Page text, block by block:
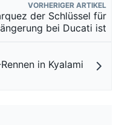
VORHERIGER ARTIKEL
der Schlüssel für
bei Ducati ist
in Kyalami